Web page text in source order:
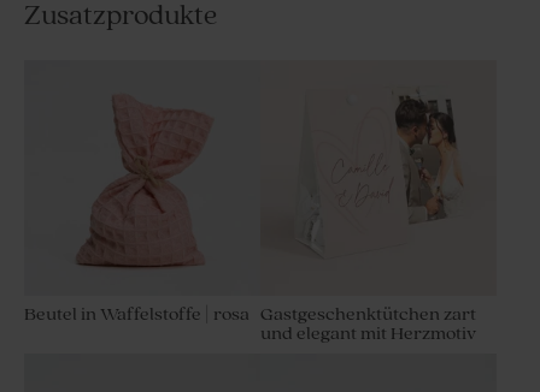
Zeichen und Goldfolie
Zusatzprodukte
Beutel in Waffelstoffe | rosa
Gastgeschenktütchen zart
und elegant mit Herzmotiv